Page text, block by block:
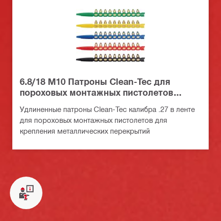
6.8/18 M10 Патроны Clean-Tec для
пороховых монтажных пистолетов
Удлиненные патроны Clean-Tec калибра .27 в ленте
для пороховых монтажных пистолетов для
крепления металлических перекрытий